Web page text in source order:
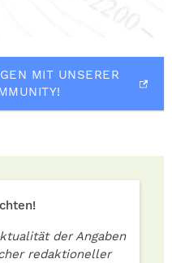
MIT UNSERER
der Angaben
redaktioneller